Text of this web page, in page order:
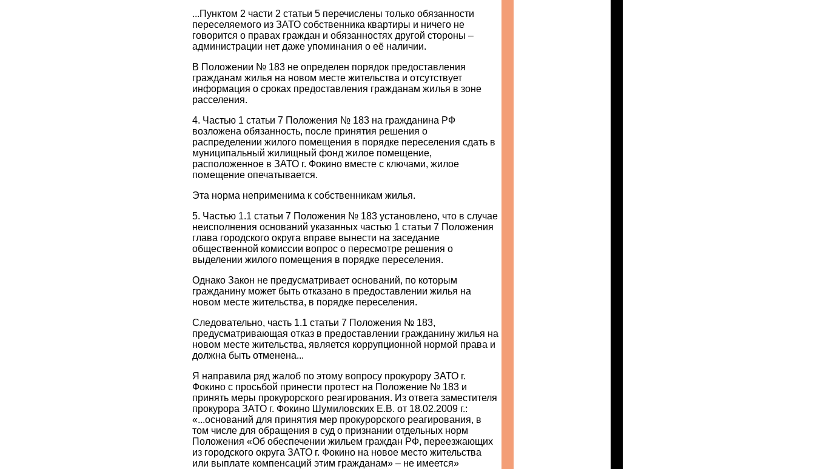
...Пунктом 2 части 2 статьи 5 перечислены только обязанности
переселяемого из ЗАТО собственника квартиры и ничего не
говорится о правах граждан и обязанностях другой стороны –
администрации нет даже упоминания о её наличии.
В Положении № 183 не определен порядок предоставления
гражданам жилья на новом месте жительства и отсутствует
информация о сроках предоставления гражданам жилья в зоне
расселения.
4. Частью 1 статьи 7 Положения № 183 на гражданина РФ
возложена обязанность, после принятия решения о
распределении жилого помещения в порядке переселения сдать в
муниципальный жилищный фонд жилое помещение,
расположенное в ЗАТО г. Фокино вместе с ключами, жилое
помещение опечатывается.
Эта норма неприменима к собственникам жилья.
5. Частью 1.1 статьи 7 Положения № 183 установлено, что в случае
неисполнения оснований указанных частью 1 статьи 7 Положения
глава городского округа вправе вынести на заседание
общественной комиссии вопрос о пересмотре решения о
выделении жилого помещения в порядке переселения.
Однако Закон не предусматривает оснований, по которым
гражданину может быть отказано в предоставлении жилья на
новом месте жительства, в порядке переселения.
Следовательно, часть 1.1 статьи 7 Положения № 183,
предусматривающая отказ в предоставлении гражданину жилья на
новом месте жительства, является коррупционной нормой права и
должна быть отменена...
Я направила ряд жалоб по этому вопросу прокурору ЗАТО г.
Фокино с просьбой принести протест на Положение № 183 и
принять меры прокурорского реагирования. Из ответа заместителя
прокурора ЗАТО г. Фокино Шумиловских Е.В. от 18.02.2009 г.:
«...оснований для принятия мер прокурорского реагирования, в
том числе для обращения в суд о признании отдельных норм
Положения «Об обеспечении жильем граждан РФ, переезжающих
из городского округа ЗАТО г. Фокино на новое место жительства
или выплате компенсаций этим гражданам» – не имеется»